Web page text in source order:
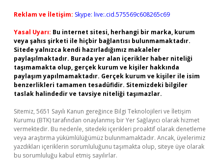
Reklam ve İletişim: Skype: live:.cid.575569c608265c69
Yasal Uyarı: Bu internet sitesi, herhangi bir marka, kurum
veya şahıs şirketi ile hiçbir bağlantısı bulunmamaktadır.
Sitede yalnızca kendi hazırladığımız makaleler
paylaşılmaktadır. Burada yer alan içerikler haber niteliği
taşımamakta olup, gerçek kurum ve kişiler hakkında
paylaşım yapılmamaktadır. Gerçek kurum ve kişiler ile isim
benzerlikleri tamamen tesadüfidir. Sitemizdeki bilgiler
taslak halindedir ve tavsiye niteliği taşımazlar.
Sitemiz, 5651 Sayılı Kanun gereğince Bilgi Teknolojileri ve İletişim
Kurumu (BTK) tarafından onaylanmış bir Yer Sağlayıcı olarak hizmet
vermektedir. Bu nedenle, sitedeki içerikleri proaktif olarak denetleme
veya araştırma yükümlülüğümüz bulunmamaktadır. Ancak, üyelerimiz
yazdıkları içeriklerin sorumluluğunu taşımakta olup, siteye üye olarak
bu sorumluluğu kabul etmiş sayılırlar.